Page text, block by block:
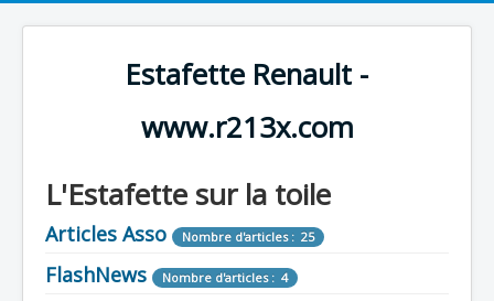
Estafette Renault -
www.r213x.com
L'Estafette sur la toile
Articles Asso Nombre d'articles : 25
FlashNews Nombre d'articles : 4